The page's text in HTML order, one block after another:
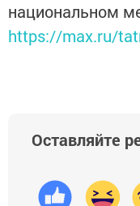
национальном
https://max.ru/
Оставляйте